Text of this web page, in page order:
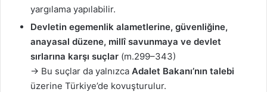
yargılama yapılabilir.
Devletin egemenlik alametlerine, güvenliğine,
anayasal düzene, millî savunmaya ve devlet
sırlarına karşı suçlar (m.299–343)
→ Bu suçlar da yalnızca Adalet Bakanı’nın talebi
üzerine Türkiye’de kovuşturulur.